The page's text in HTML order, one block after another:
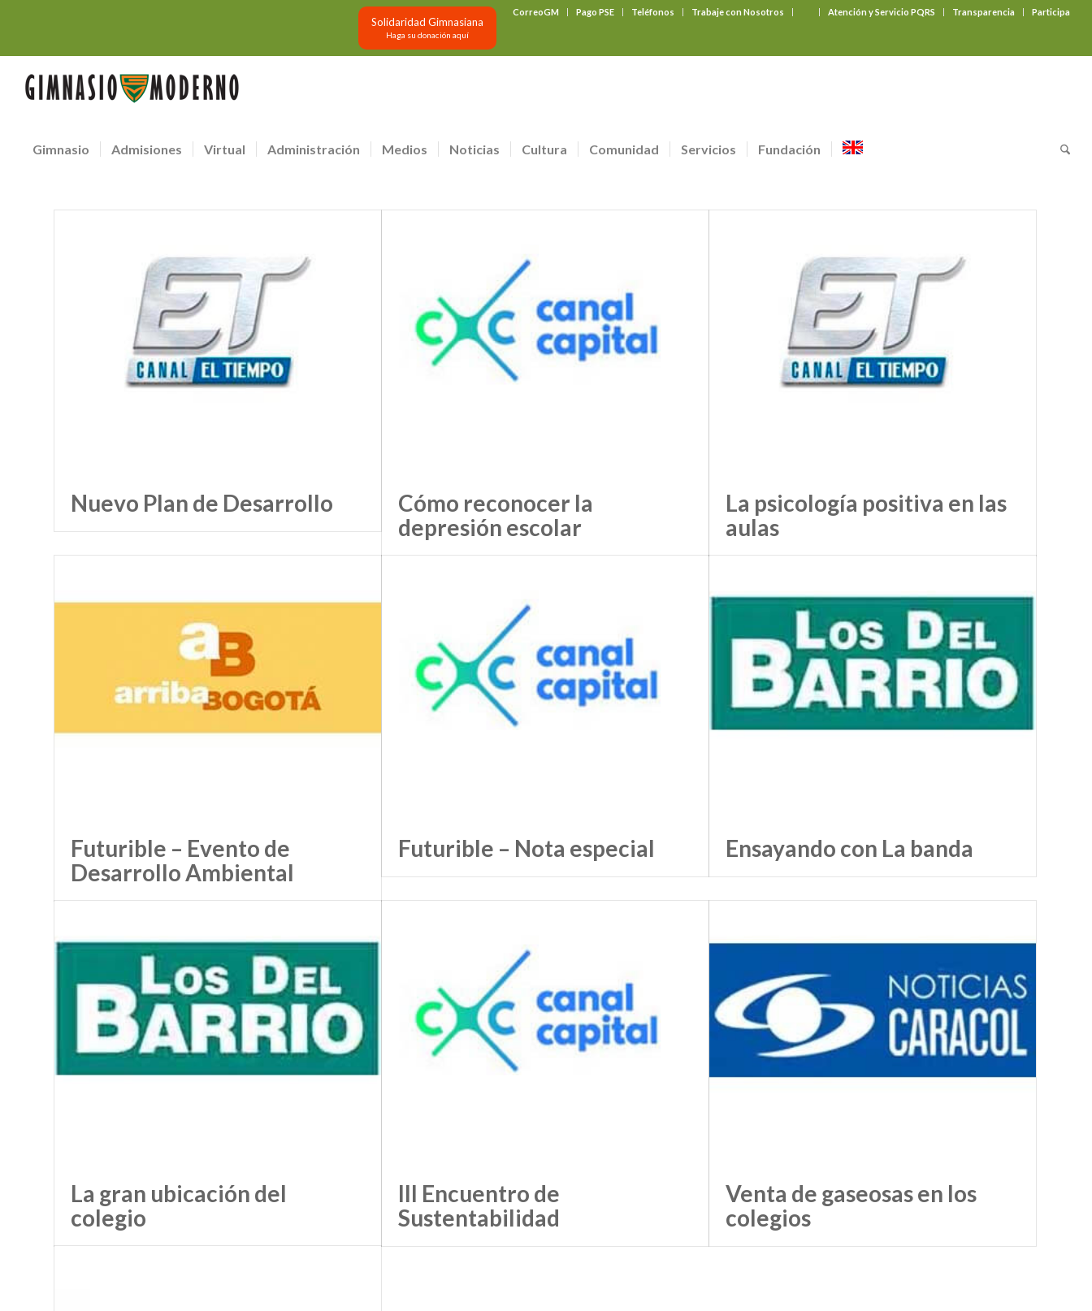
CorreoGM Pago PSE Teléfonos Trabaje con Nosotros Atención y Servicio PQRS Transparencia Participa
Solidaridad Gimnasiana
Haga su donación aquí
Gimnasio Admisiones Virtual Administración Medios Noticias Cultura Comunidad Servicios Fundación
Nuevo Plan de Desarrollo
Cómo reconocer la
depresión escolar
La psicología positiva en las
aulas
Futurible – Evento de
Desarrollo Ambiental
Futurible – Nota especial Ensayando con La banda
La gran ubicación del
colegio
III Encuentro de
Sustentabilidad
Venta de gaseosas en los
colegios